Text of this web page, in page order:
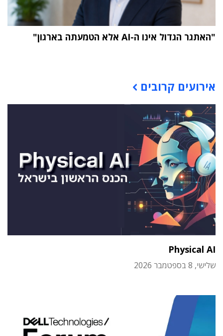
"האתגר הגדול אינו ה-AI אלא הטמעתה בארגון"
אירועים קרובים
Physical AI
שלישי, 8 בספטמבר 2026